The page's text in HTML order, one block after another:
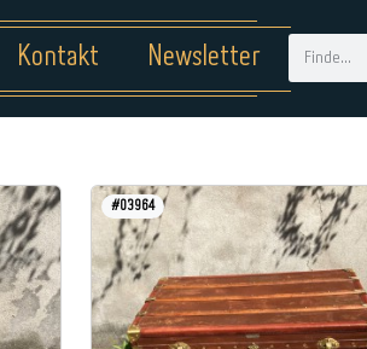
Kontakt Newsletter
#03964